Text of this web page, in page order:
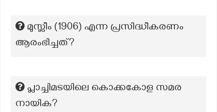
മുസ്ലീം (1906) എന്ന പ്രസിദ്ധീകരണം
ആരംഭിച്ചത്?
പ്ലാച്ചിമടയിലെ കൊക്കകോള സമര
നായിക?